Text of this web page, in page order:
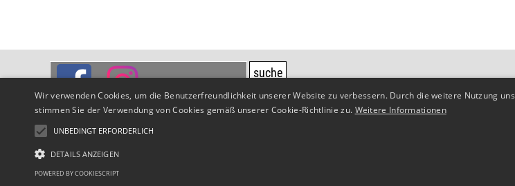
SPVGG Wart-Ebershardt
suche
Am Vogelherd 1, 72224 Ebershardt
Wir verwenden Cookies, um die Benutzerfreundlichkeit unserer Website zu verbessern. Durch die weitere Nutzung
stimmen Sie der Verwendung von Cookies gemäß unserer Cookie-Richtlinie zu. Weitere Informationen
UNBEDINGT ERFORDERLICH
DETAILS ANZEIGEN
POWERED BY COOKIESCRIPT